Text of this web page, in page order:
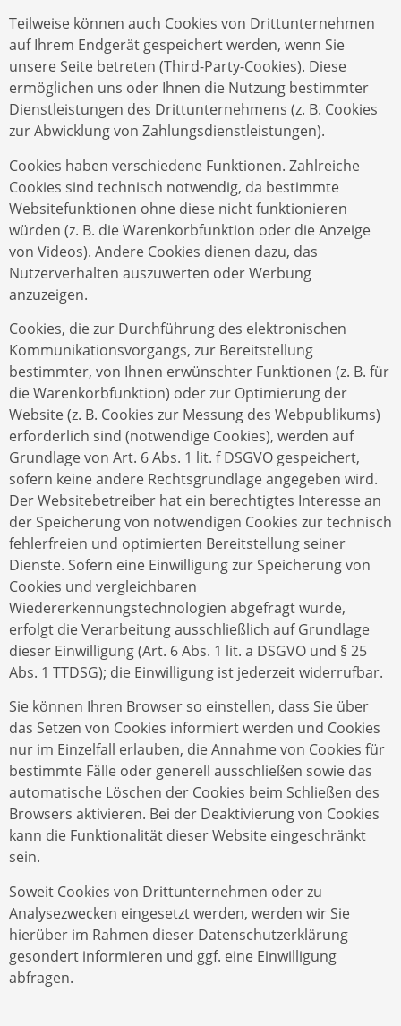
Teilweise können auch Cookies von Drittunternehmen
auf Ihrem Endgerät gespeichert werden, wenn Sie
unsere Seite betreten (Third-Party-Cookies). Diese
ermöglichen uns oder Ihnen die Nutzung bestimmter
Dienstleistungen des Drittunternehmens (z. B. Cookies
zur Abwicklung von Zahlungsdienstleistungen).
Cookies haben verschiedene Funktionen. Zahlreiche
Cookies sind technisch notwendig, da bestimmte
Websitefunktionen ohne diese nicht funktionieren
würden (z. B. die Warenkorbfunktion oder die Anzeige
von Videos). Andere Cookies dienen dazu, das
Nutzerverhalten auszuwerten oder Werbung
anzuzeigen.
Cookies, die zur Durchführung des elektronischen
Kommunikationsvorgangs, zur Bereitstellung
bestimmter, von Ihnen erwünschter Funktionen (z. B. für
die Warenkorbfunktion) oder zur Optimierung der
Website (z. B. Cookies zur Messung des Webpublikums)
erforderlich sind (notwendige Cookies), werden auf
Grundlage von Art. 6 Abs. 1 lit. f DSGVO gespeichert,
sofern keine andere Rechtsgrundlage angegeben wird.
Der Websitebetreiber hat ein berechtigtes Interesse an
der Speicherung von notwendigen Cookies zur technisch
fehlerfreien und optimierten Bereitstellung seiner
Dienste. Sofern eine Einwilligung zur Speicherung von
Cookies und vergleichbaren
Wiedererkennungstechnologien abgefragt wurde,
erfolgt die Verarbeitung ausschließlich auf Grundlage
dieser Einwilligung (Art. 6 Abs. 1 lit. a DSGVO und § 25
Abs. 1 TTDSG); die Einwilligung ist jederzeit widerrufbar.
Sie können Ihren Browser so einstellen, dass Sie über
das Setzen von Cookies informiert werden und Cookies
nur im Einzelfall erlauben, die Annahme von Cookies für
bestimmte Fälle oder generell ausschließen sowie das
automatische Löschen der Cookies beim Schließen des
Browsers aktivieren. Bei der Deaktivierung von Cookies
kann die Funktionalität dieser Website eingeschränkt
sein.
Soweit Cookies von Drittunternehmen oder zu
Analysezwecken eingesetzt werden, werden wir Sie
hierüber im Rahmen dieser Datenschutzerklärung
gesondert informieren und ggf. eine Einwilligung
abfragen.